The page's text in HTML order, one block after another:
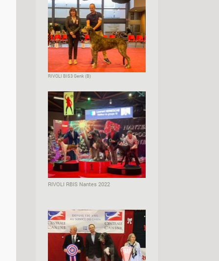
RIVOLI BIS3 Genk (B)
RIVOLI RBIS Nantes 2022